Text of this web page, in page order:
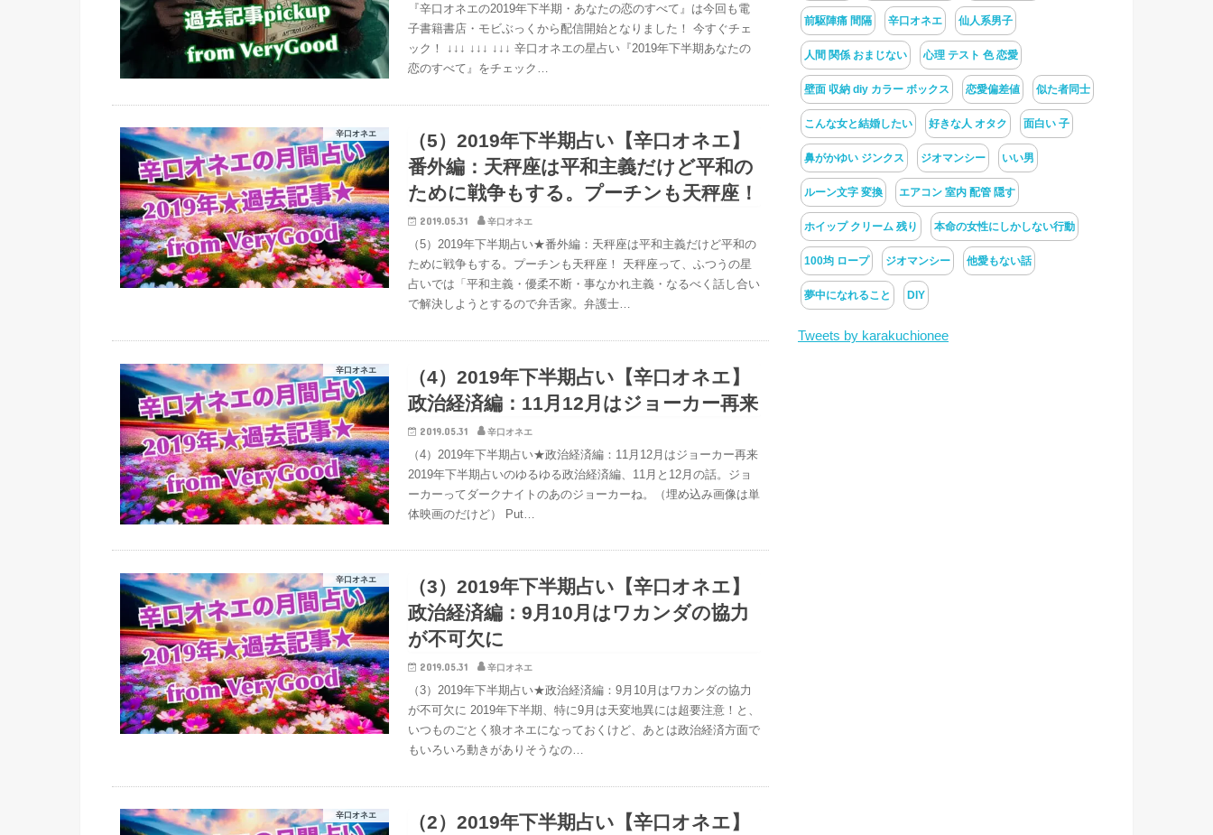
『辛口オネエの2019年下半期・あなたの恋のすべて』は今回も電
子書籍書店・モビぶっくから配信開始となりました！ 今すぐチェ
ック！ ↓↓↓ ↓↓↓ ↓↓↓ 辛口オネエの星占い『2019年下半期あなたの
恋のすべて』をチェック…
辛口オネエ
（5）2019年下半期占い【辛口オネエ】
番外編：天秤座は平和主義だけど平和の
ために戦争もする。プーチンも天秤座！
2019.05.31 辛口オネエ
（5）2019年下半期占い★番外編：天秤座は平和主義だけど平和の
ために戦争もする。プーチンも天秤座！ 天秤座って、ふつうの星
占いでは「平和主義・優柔不断・事なかれ主義・なるべく話し合い
で解決しようとするので弁舌家。弁護士…
辛口オネエ
（4）2019年下半期占い【辛口オネエ】
政治経済編：11月12月はジョーカー再来
2019.05.31 辛口オネエ
（4）2019年下半期占い★政治経済編：11月12月はジョーカー再来
2019年下半期占いのゆるゆる政治経済編、11月と12月の話。ジョ
ーカーってダークナイトのあのジョーカーね。（埋め込み画像は単
体映画のだけど） Put…
辛口オネエ
（3）2019年下半期占い【辛口オネエ】
政治経済編：9月10月はワカンダの協力
が不可欠に
2019.05.31 辛口オネエ
（3）2019年下半期占い★政治経済編：9月10月はワカンダの協力
が不可欠に 2019年下半期、特に9月は天変地異には超要注意！と、
いつものごとく狼オネエになっておくけど、あとは政治経済方面で
もいろいろ動きがありそうなの…
辛口オネエ
（2）2019年下半期占い【辛口オネエ】
前駆陣痛 間隔 辛口オネエ 仙人系男子
人間 関係 おまじない 心理 テスト 色 恋愛
壁面 収納 diy カラー ボックス 恋愛偏差値 似た者同士
こんな女と結婚したい 好きな人 オタク 面白い 子
鼻がかゆい ジンクス ジオマンシー いい男
ルーン文字 変換 エアコン 室内 配管 隠す
ホイップ クリーム 残り 本命の女性にしかしない行動
100均 ロープ ジオマンシー 他愛もない話
夢中になれること DIY
Tweets by karakuchionee